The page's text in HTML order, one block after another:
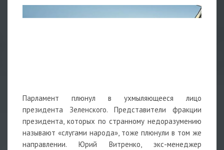
Парламент плюнул в ухмыляющееся лицо
президента Зеленского. Представители фракции
президента, которых по странному недоразумению
называют «слугами народа», тоже плюнули в том же
направлении. Юрий Витренко, экс-менеджер